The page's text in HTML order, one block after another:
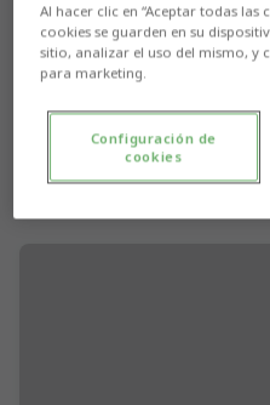
Al hacer clic en “Aceptar todas las
cookies se guarden en su
sitio, analizar el uso del mismo, y
para marketing.
Configuración de
cookies